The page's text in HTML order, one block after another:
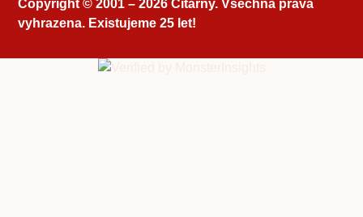
Copyright © 2001 – 2026 Čítárny. Všechna práva
vyhrazena. Existujeme 25 let!